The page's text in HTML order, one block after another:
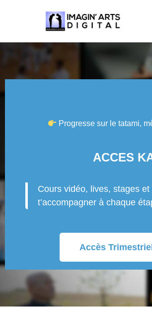
Progresse sur le tatami,
ACCES
Cours vidéo, lives, stages
t’accompagner à chaque
Accès